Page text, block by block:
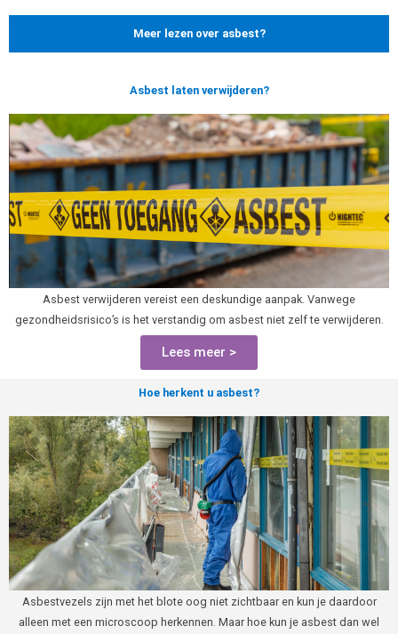
Meer lezen over asbest?
Asbest laten verwijderen?
Asbest verwijderen vereist een deskundige aanpak. Vanwege
gezondheidsrisico’s is het verstandig om asbest niet zelf te verwijderen.
Lees meer >
Hoe herkent u asbest?
Asbestvezels zijn met het blote oog niet zichtbaar en kun je daardoor
alleen met een microscoop herkennen. Maar hoe kun je asbest dan wel